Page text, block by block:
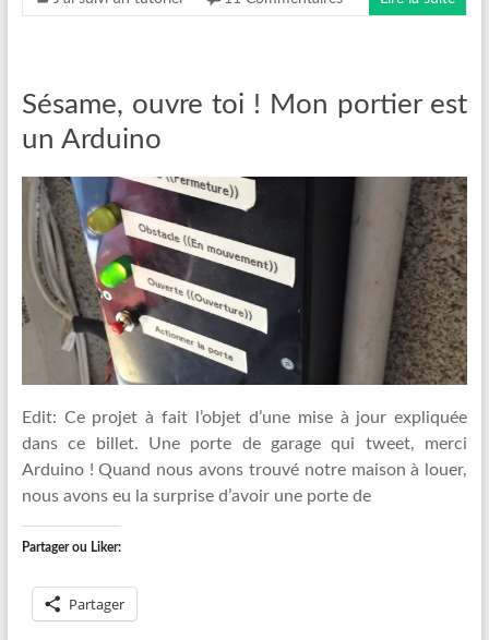
Sésame, ouvre toi ! Mon portier est
un Arduino
Edit: Ce projet à fait l’objet d’une mise à jour expliquée
dans ce billet. Une porte de garage qui tweet, merci
Arduino ! Quand nous avons trouvé notre maison à louer,
nous avons eu la surprise d’avoir une porte de
Partager ou Liker:
Partager